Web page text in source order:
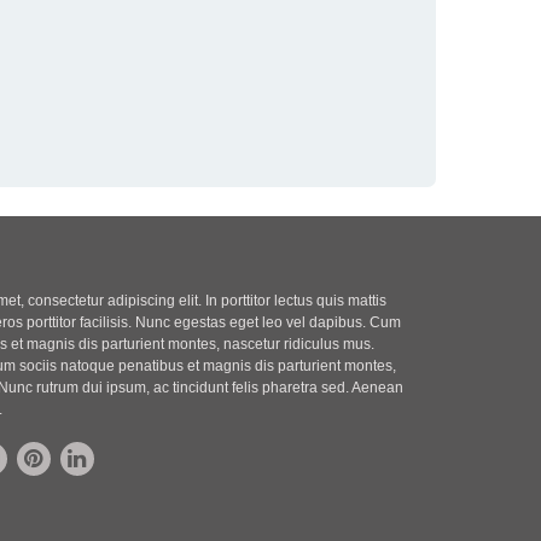
consectetur adipiscing elit. In porttitor lectus quis mattis
porttitor facilisis. Nunc egestas eget leo vel dapibus. Cum
et magnis dis parturient montes, nascetur ridiculus mus.
sociis natoque penatibus et magnis dis parturient montes,
rutrum dui ipsum, ac tincidunt felis pharetra sed. Aenean